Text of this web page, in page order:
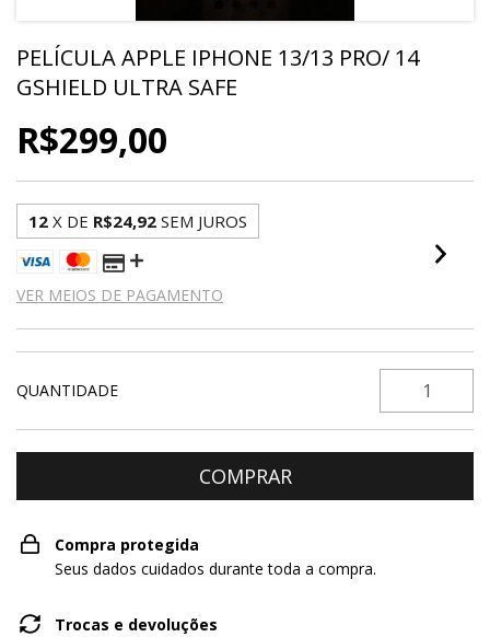
PELÍCULA APPLE IPHONE 13/13 PRO/ 14
GSHIELD ULTRA SAFE
R$299,00
12 X DE R$24,92 SEM JUROS
VER MEIOS DE PAGAMENTO
QUANTIDADE
Compra protegida
Seus dados cuidados durante toda a compra.
Trocas e devoluções